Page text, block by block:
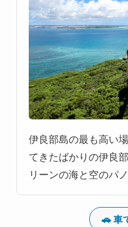
伊良部島の最も高い
てきたばかりの伊良
リーンの海と空のパ
🚗 車